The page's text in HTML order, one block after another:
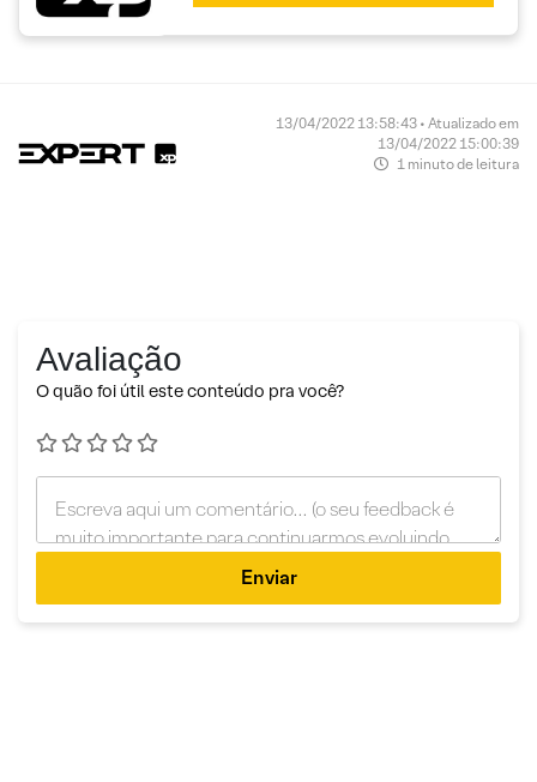
13/04/2022 13:58:43 • Atualizado em
13/04/2022 15:00:39
1 minuto de leitura
Avaliação
O quão foi útil este conteúdo pra você?
Enviar